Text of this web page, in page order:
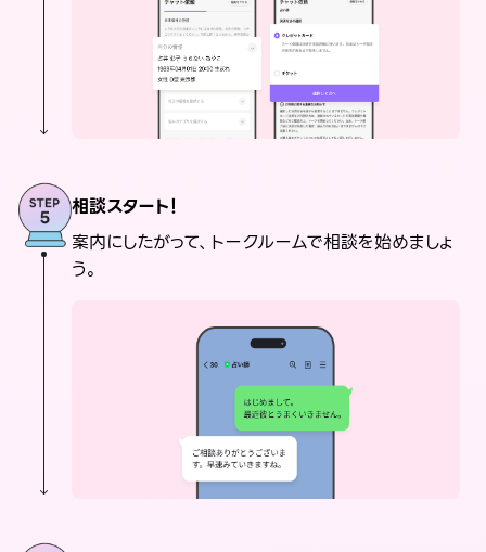
相談スタート！
案内にしたがって、トークルームで相談を始めましょ
う。